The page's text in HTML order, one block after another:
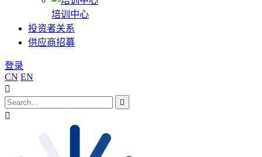
培训中心
投资者关系
供应商招募
登录
CN EN